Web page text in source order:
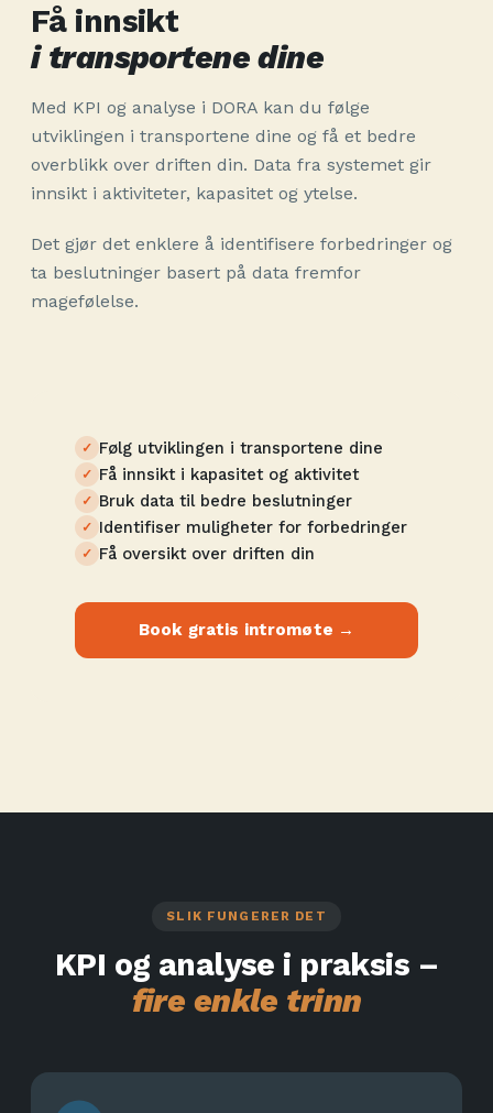
Få innsikt
i transportene dine
Med KPI og analyse i DORA kan du følge
utviklingen i transportene dine og få et bedre
overblikk over driften din. Data fra systemet gir
innsikt i aktiviteter, kapasitet og ytelse.
Det gjør det enklere å identifisere forbedringer og
ta beslutninger basert på data fremfor
magefølelse.
Følg utviklingen i transportene dine
Få innsikt i kapasitet og aktivitet
Bruk data til bedre beslutninger
Identifiser muligheter for forbedringer
Få oversikt over driften din
Book gratis intromøte →
SLIK FUNGERER DET
KPI og analyse i praksis –
fire enkle trinn